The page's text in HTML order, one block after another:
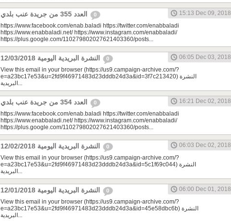
0
15:13 Dec 09, 2018
https://www.facebook.com/enab.baladi https://twitter.com/enabbaladi
https://www.enabbaladi.net/ https://www.instagram.com/enabbaladi/
https://plus.google.com/110279802027621403360/posts...
0
06:05 Dec 03, 2018
View this email in your browser (https://us9.campaign-archive.com/?
e=a23bc17e53&u=2fd9f46971483d23dddb24d3a&id=3f7c213420) النشرة
البريدية...
0
16:21 Dec 02, 2018
https://www.facebook.com/enab.baladi https://twitter.com/enabbaladi
https://www.enabbaladi.net/ https://www.instagram.com/enabbaladi/
https://plus.google.com/110279802027621403360/posts...
0
06:03 Dec 02, 2018
View this email in your browser (https://us9.campaign-archive.com/?
e=a23bc17e53&u=2fd9f46971483d23dddb24d3a&id=5c1f69c044) النشرة
البريدية...
0
06:00 Dec 01, 2018
View this email in your browser (https://us9.campaign-archive.com/?
e=a23bc17e53&u=2fd9f46971483d23dddb24d3a&id=45e58dbc6b) النشرة
البريدية...